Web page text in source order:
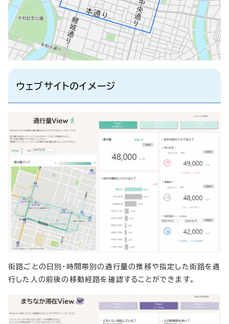
ウェブサイトのイメージ
街路ごとの日別・時間帯別の通行量の推移や指定した街路を通
行した人の前後の移動経路を確認することができます。